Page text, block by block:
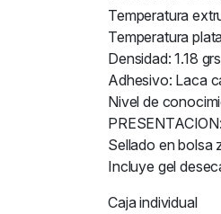
Temperatura
Temperatura
Densidad: 1.18
Adhesivo: Laca
Nivel de
PRESENTACION:
Sellado en bolsa
Incluye gel
Caja individual